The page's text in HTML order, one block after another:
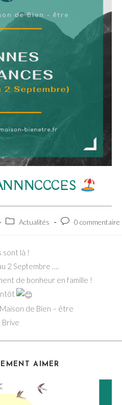
PostActualités
Commentaires
0 commentaire
sont là !
2 Septembre ….
de bonheur en famille !
de Bien – être
Brive
AIMER